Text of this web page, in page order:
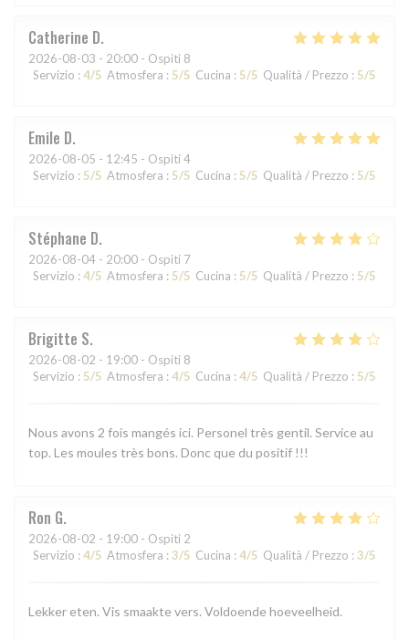
Catherine D
2026-08-03 - 20:00 - Ospiti 8
Servizio : 4/5 Atmosfera : 5/5 Cucina : 5/5 Qualità / Prezzo : 5/5
Emile D
2026-08-05 - 12:45 - Ospiti 4
Servizio : 5/5 Atmosfera : 5/5 Cucina : 5/5 Qualità / Prezzo : 5/5
Stéphane D
2026-08-04 - 20:00 - Ospiti 7
Servizio : 4/5 Atmosfera : 5/5 Cucina : 5/5 Qualità / Prezzo : 5/5
Brigitte S
2026-08-02 - 19:00 - Ospiti 8
Servizio : 5/5 Atmosfera : 4/5 Cucina : 4/5 Qualità / Prezzo : 5/5
Nous avons 2 fois mangés ici. Personel très gentil. Service au
top. Les moules très bons. Donc que du positif !!!
Ron G
2026-08-02 - 19:00 - Ospiti 2
Servizio : 4/5 Atmosfera : 3/5 Cucina : 4/5 Qualità / Prezzo : 3/5
Lekker eten. Vis smaakte vers. Voldoende hoeveelheid.